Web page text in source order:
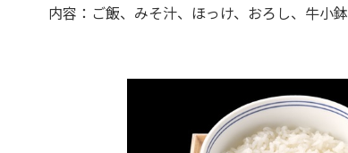
内容：ご飯、みそ汁、ほっけ、おろし、牛小鉢